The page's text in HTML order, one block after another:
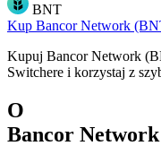
BNT
Kup Bancor Network
Kupuj Bancor Network
Switchere i korzystaj z
O
Bancor